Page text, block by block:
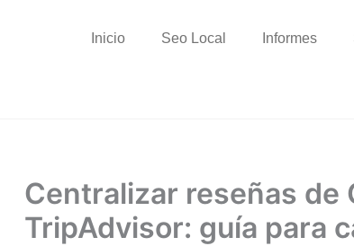
Inicio Seo Local Informes
Centralizar reseñas de
TripAdvisor: guía para